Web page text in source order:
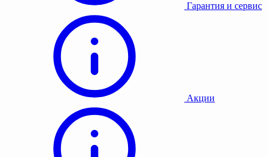
Гарантия и сервис
Акции